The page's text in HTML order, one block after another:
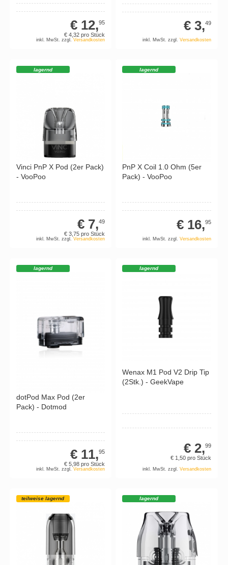
€ 12,95
€ 4,32 pro Stück
inkl. MwSt. zzgl.Versandkosten
€ 3,49
inkl. MwSt. zzgl. Versandkosten
lagernd
Vinci PnP X Pod (2er Pack)
- VooPoo
€ 7,49
€ 3,75 pro Stück
inkl. MwSt. zzgl.Versandkosten
lagernd
PnP X Coil 1.0 Ohm (5er
Pack) - VooPoo
€ 16,95
inkl. MwSt. zzgl. Versandkosten
lagernd
dotPod Max Pod (2er
Pack) - Dotmod
€ 11,95
€ 5,98 pro Stück
inkl. MwSt. zzgl.Versandkosten
lagernd
Wenax M1 Pod V2 Drip Tip
(2Stk.) - GeekVape
€ 2,99
€ 1, 50 pro Stück
inkl. MwSt. zzgl. Versandkosten
teilweise lagernd lagernd